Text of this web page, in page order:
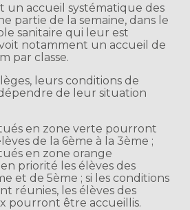
un accueil systématique des
partie de la semaine, dans le
sanitaire qui leur est
notamment un accueil de
par classe.
leurs conditions de
de leur situation
en zone verte pourront
de la 6ème à la 3ème ;
en zone orange
priorité les élèves des
et de 5ème ; si les conditions
réunies, les élèves des
pourront être accueillis.